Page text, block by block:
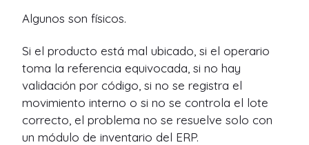
Algunos son físicos.
Si el producto está mal ubicado, si el operario
toma la referencia equivocada, si no hay
validación por código, si no se registra el
movimiento interno o si no se controla el lote
correcto, el problema no se resuelve solo con
un módulo de inventario del ERP.